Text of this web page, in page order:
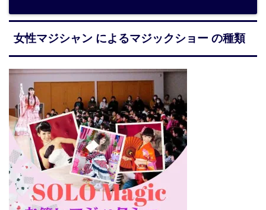
女性マジシャン によるマジックショー の種類